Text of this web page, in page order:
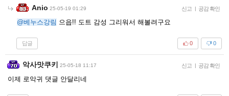
Anio 25-05-19 01:29 신고 | 공감 확인
@베누스강림 으읍!! 도트 감성 그리워서 해볼려구요
답글 0
0
악사맛쿠키 25-05-18 11:17 신고 | 공감 확인
이제 로악귀 댓글 안달리네